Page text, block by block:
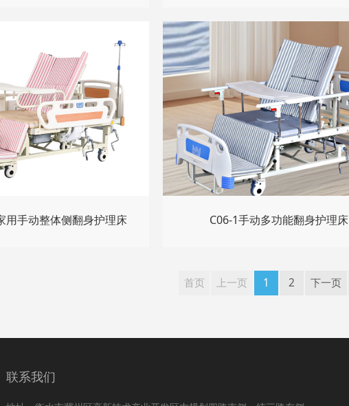
用手动整体侧翻身护理床 C06-1手动多功能翻身护理床
首页 上一页 1 2 下一页
联系我们